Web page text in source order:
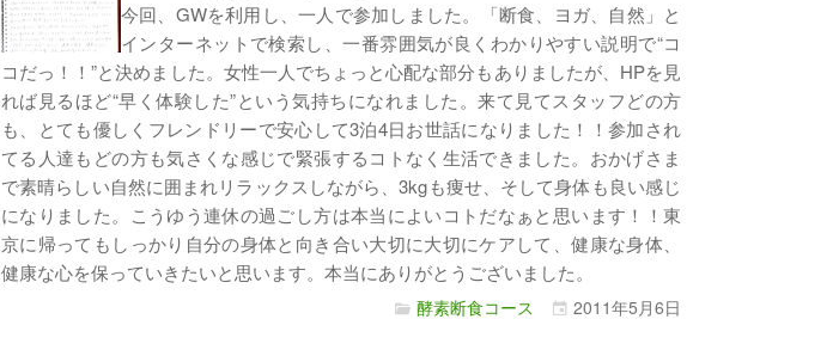
今回、GWを利用し、一人で参加しました。「断食、ヨガ、自然」と
インターネットで検索し、一番雰囲気が良くわかりやすい説明で“コ
コだっ！！”と決めました。女性一人でちょっと心配な部分もありましたが、HPを見
れば見るほど“早く体験した”という気持ちになれました。来て見てスタッフどの方
も、とても優しくフレンドリーで安心して3泊4日お世話になりました！！参加され
てる人達もどの方も気さくな感じで緊張するコトなく生活できました。おかげさま
で素晴らしい自然に囲まれリラックスしながら、3kgも痩せ、そして身体も良い感じ
になりました。こうゆう連休の過ごし方は本当によいコトだなぁと思います！！東
京に帰ってもしっかり自分の身体と向き合い大切に大切にケアして、健康な身体、
健康な心を保っていきたいと思います。本当にありがとうございました。
酵素断食コース 2011年5月6日